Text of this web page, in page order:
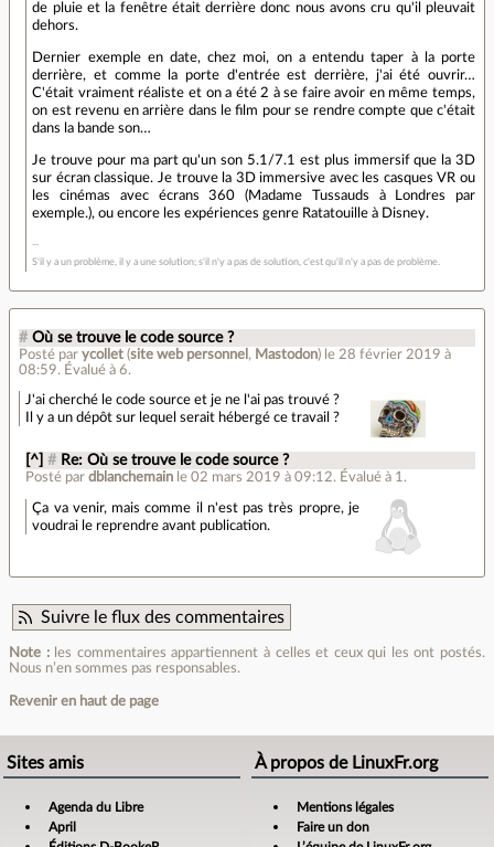
de pluie et la fenêtre était derrière donc nous avons cru qu'il pleuvait
dehors.
Dernier exemple en date, chez moi, on a entendu taper à la porte
derrière, et comme la porte d'entrée est derrière, j'ai été ouvrir…
C'était vraiment réaliste et on a été 2 à se faire avoir en même temps,
on est revenu en arrière dans le film pour se rendre compte que c'était
dans la bande son…
Je trouve pour ma part qu'un son 5.1/7.1 est plus immersif que la 3D
sur écran classique. Je trouve la 3D immersive avec les casques VR ou
les cinémas avec écrans 360 (Madame Tussauds à Londres par
exemple.), ou encore les expériences genre Ratatouille à Disney.
S'il y a un problème, il y a une solution; s'il n'y a pas de solution, c'est qu'il n'y a pas de problème.
# Où se trouve le code source ?
Posté par ycollet (site web personnel , Mastodon) le 28 février 2019 à
08:59. Évalué à 6.
J'ai cherché le code source et je ne l'ai pas trouvé ?
Il y a un dépôt sur lequel serait hébergé ce travail ?
[^] # Re: Où se trouve le code source ?
Posté pardblanchemain le 02 mars 2019 à 09:12. Évalué à 1 .
Ça va venir, mais comme il n'est pas très propre, je
voudrai le reprendre avant publication.
Suivre le flux des commentaires
Note :les commentaires appartiennent à celles et ceux qui les ont postés.
Nous n’en sommes pas responsables.
Revenir en haut de page
Sites amis
Agenda du Libre
April
À propos de LinuxFr.org
Mentions légales
Faire un don